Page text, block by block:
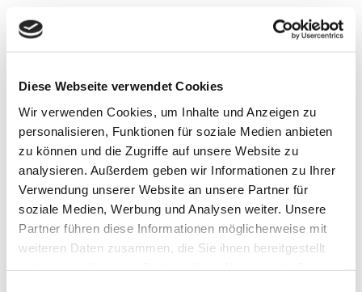
Diese Webseite verwendet Cookies
Wir verwenden Cookies, um Inhalte und Anzeigen zu
personalisieren, Funktionen für soziale Medien anbieten
zu können und die Zugriffe auf unsere Website zu
analysieren. Außerdem geben wir Informationen zu Ihrer
Verwendung unserer Website an unsere Partner für
soziale Medien, Werbung und Analysen weiter. Unsere
Partner führen diese Informationen möglicherweise mit
weiteren Daten zusammen, die Sie ihnen bereitgestellt
SCHNITGER & HÜBSCHER
GBR
WIR BEANTWORTEN IHRE
FRAGEN
Sie haben Fragen zu unseren Leistungen.
Unsere Mitarbeiter beraten Sie
professionell, individuell und setzen Ihre